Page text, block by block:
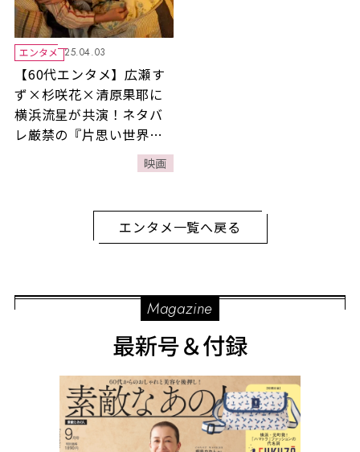
エンタメ 25.04.03
【60代エンタメ】広瀬す
ず×杉咲花×清原果耶に
横浜流星が共演！ネタバ
レ厳禁の『片思い世界』
は脚本・坂元裕二の自信
映画
エンタメ一覧へ戻る
Magazine
最新号＆付録